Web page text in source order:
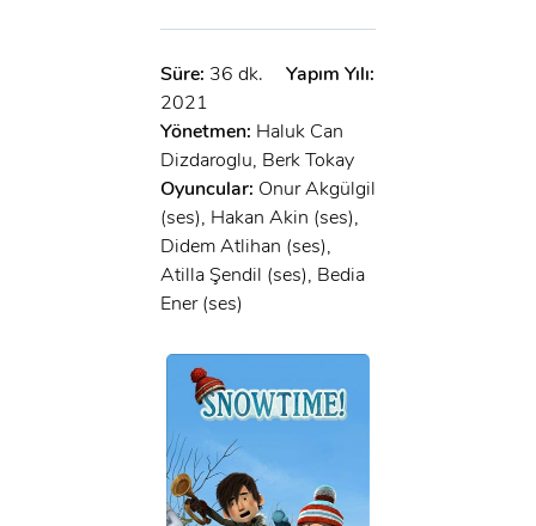
Süre: 36 dk.
Yapım Yılı:
2021
Yönetmen: Haluk Can
Dizdaroglu, Berk Tokay
Oyuncular: Onur Akgülgil
(ses), Hakan Akin (ses),
Didem Atlihan (ses),
Atilla Şendil (ses), Bedia
Ener (ses)